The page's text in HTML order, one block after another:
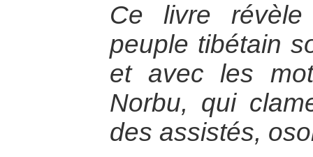
Ce livre
peuple tibétain
et avec les
Norbu, qui
des assistés,